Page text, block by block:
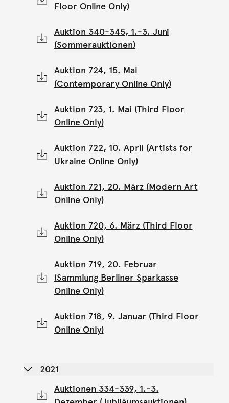
Floor Online Only)
Auktion 340-345, 1.-3. Juni
(Sommerauktionen)
Auktion 724, 15. Mai
(Contemporary Online Only)
Auktion 723, 1. Mai (Third Floor
Online Only)
Auktion 722, 10. April (Artists for
Ukraine Online Only)
Auktion 721, 20. März (Modern Art
Online Only)
Auktion 720, 6. März (Third Floor
Online Only)
Auktion 719, 20. Februar
(Sammlung Berliner Sparkasse
Online Only)
Auktion 718, 9. Januar (Third Floor
Online Only)
2021
Auktionen 334-339, 1.-3.